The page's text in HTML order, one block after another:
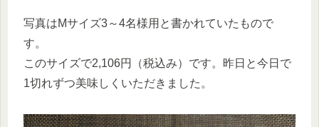
写真はMサイズ3～4名様用と書かれていたもので
す。
このサイズで2,106円（税込み）です。昨日と今日で
1切れずつ美味しくいただきました。